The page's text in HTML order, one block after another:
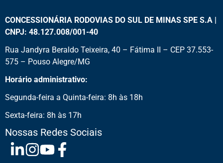
CONCESSIONÁRIA RODOVIAS DO SUL DE MINAS SPE S.A |
CNPJ: 48.127.008/001-40
Rua Jandyra Beraldo Teixeira, 40 – Fátima II – CEP 37.553-
575 – Pouso Alegre/MG
Horário administrativo:
Segunda-feira a Quinta-feira: 8h às 18h
Sexta-feira: 8h às 17h
Nossas Redes Sociais